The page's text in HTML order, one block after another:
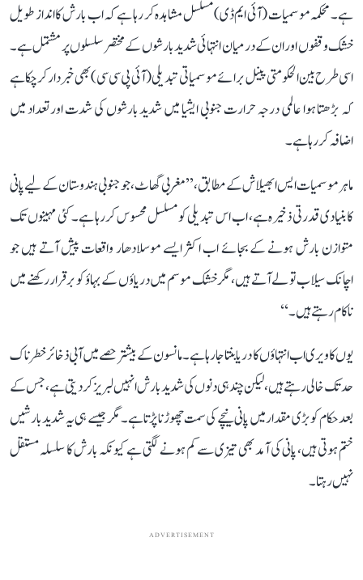
ہے۔ محکمہ موسمیات (آئی ایم ڈی) مسلسل مشاہدہ کر رہا ہے کہ اب بارش کا انداز طویل
خشک وقفوں اور ان کے درمیان انتہائی شدید بارشوں کے مختصر سلسلوں پر مشتمل ہے۔
اسی طرح بین الحکومتی پینل برائے موسمیاتی تبدیلی (آئی پی سی سی) بھی خبردار کر چکا ہے
کہ بڑھتا ہوا عالمی درجہ حرارت جنوبی ایشیا میں شدید بارشوں کی شدت اور تعداد میں
اضافہ کر رہا ہے۔
ماہر موسمیات ایس ابھیلاش کے مطابق، ’’مغربی گھاٹ، جو جنوبی ہندوستان کے لیے پانی
کا بنیادی قدرتی ذخیرہ ہے، اب اس تبدیلی کو مسلسل محسوس کر رہا ہے۔ کئی مہینوں تک
متوازن بارش ہونے کے بجائے اب اکثر ایسے موسلادھار واقعات پیش آتے ہیں جو
اچانک سیلاب تو لے آتے ہیں، مگر خشک موسم میں دریاؤں کے بہاؤ کو برقرار رکھنے میں
ناکام رہتے ہیں۔‘‘
یوں کاویری اب انتہاؤں کا دریا بنتا جا رہا ہے۔ مانسون کے بیشتر حصے میں آبی ذخائر خطرناک
حد تک خالی رہتے ہیں، لیکن چند ہی دنوں کی شدید بارش انہیں لبریز کر دیتی ہے، جس کے
بعد حکام کو بڑی مقدار میں پانی نیچے کی سمت چھوڑنا پڑتا ہے۔ مگر جیسے ہی یہ شدید بارشیں
ختم ہوتی ہیں، پانی کی آمد بھی تیزی سے کم ہونے لگتی ہے کیونکہ بارش کا سلسلہ مستقل
نہیں رہتا۔
ADVERTISEMENT